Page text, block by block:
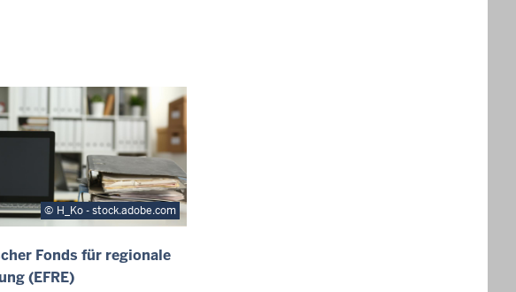
H_Ko - stock.adobe.com
Fonds für regionale
(EFRE)